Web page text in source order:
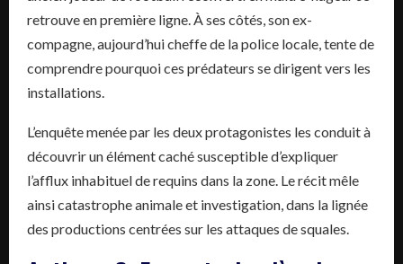
retrouve en première ligne. À ses côtés, son ex-
compagne, aujourd’hui cheffe de la police locale, tente de
comprendre pourquoi ces prédateurs se dirigent vers les
installations.
L’enquête menée par les deux protagonistes les conduit à
découvrir un élément caché susceptible d’expliquer
l’afflux inhabituel de requins dans la zone. Le récit mêle
ainsi catastrophe animale et investigation, dans la lignée
des productions centrées sur les attaques de squales.